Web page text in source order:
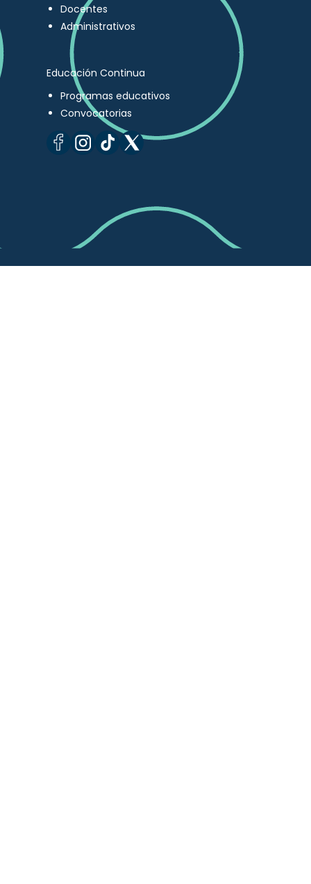
Docentes
Administrativos
Educación Continua
Programas educativos
Convocatorias